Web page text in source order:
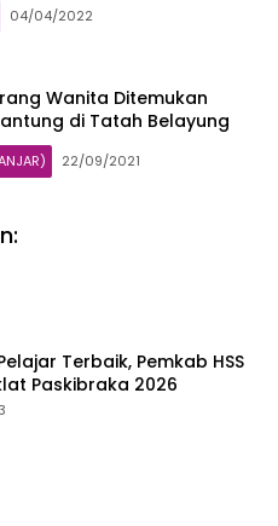
04/04/2022
Wanita Ditemukan
di Tatah Belayung
22/09/2021
Terbaik, Pemkab HSS
Paskibraka 2026